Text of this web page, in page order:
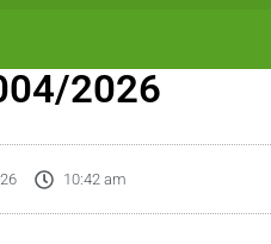
2026
10:42 am